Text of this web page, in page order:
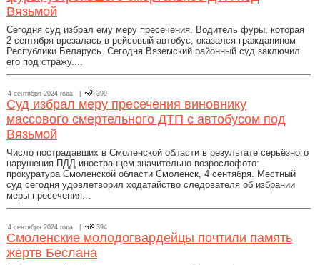
Вязьмой
Сегодня суд избрал ему меру пресечения. Водитель фуры, которая
2 сентября врезалась в рейсовый автобус, оказался гражданином
Республики Беларусь. Сегодня Вяземский районный суд заключил
его под стражу....
4 сентября 2024 года | 399
Суд избрал меру пресечения виновнику
массового смертельного ДТП с автобусом под
Вязьмой
Число пострадавших в Смоленской области в результате серьёзного
нарушения ПДД иностранцем значительно возрослофото:
прокуратура Смоленской области Смоленск, 4 сентября. Местный
суд сегодня удовлетворил ходатайство следователя об избрании
меры пресечения...
4 сентября 2024 года | 394
Смоленские молодогвардейцы почтили память
жертв Беслана